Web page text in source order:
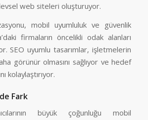
web siteleri oluşturuyor.
mobil uyumluluk ve güvenlik
firmaların öncelikli odak alanları
SEO uyumlu tasarımlar, işletmelerin
görünür olmasını sağlıyor ve hedef
kolaylaştırıyor.
Fark
büyük çoğunluğu mobil